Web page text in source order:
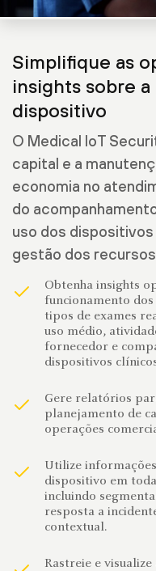
Simplifique as
insights sobre
dispositivo
O Medical IoT
capital e a
economia no
do
uso dos
gestão dos
Obtenha insights
funcionamento
tipos de exames
uso médio,
fornecedor e
dispositivos
Gere relatórios
planejamento de
operações
Utilize
dispositivo em
incluindo
resposta a
contextual.
Rastreie e